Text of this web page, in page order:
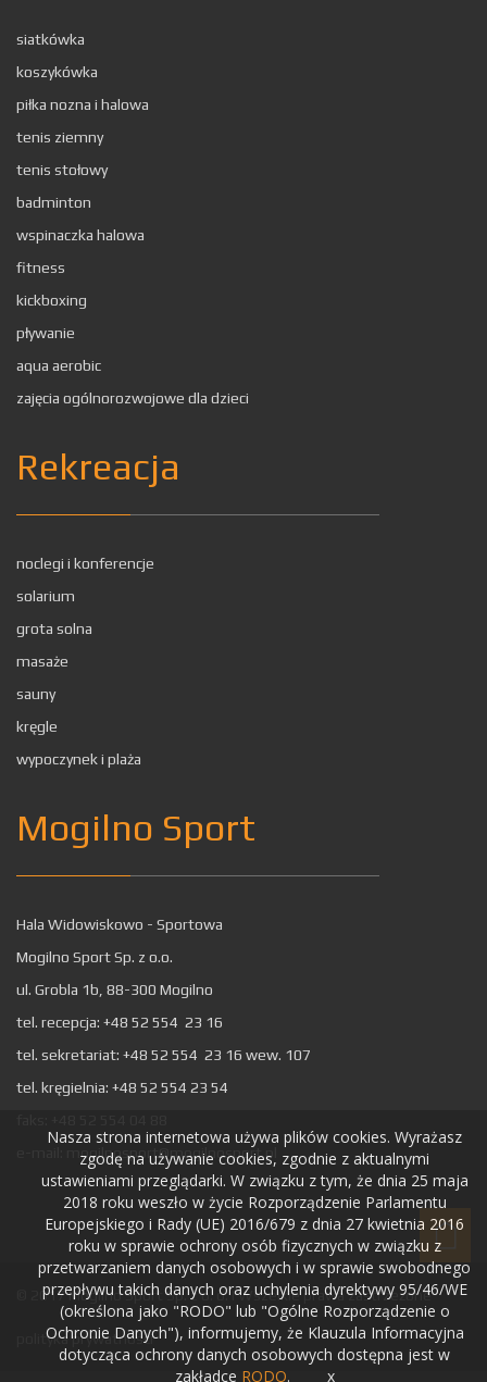
siatkówka
koszykówka
piłka nozna i halowa
tenis ziemny
tenis stołowy
badminton
wspinaczka halowa
fitness
kickboxing
pływanie
aqua aerobic
zajęcia ogólnorozwojowe dla dzieci
Rekreacja
noclegi i konferencje
solarium
grota solna
masaże
sauny
kręgle
wypoczynek i plaża
Mogilno Sport
Hala Widowiskowo - Sportowa
Mogilno Sport Sp. z o.o.
ul. Grobla 1b, 88-300 Mogilno
tel. recepcja: +48 52 554 23 16
tel. sekretariat: +48 52 554 23 16 wew. 107
tel. kręgielnia: +48 52 554 23 54
mogilnosport@mogilnosport.pl
© 2017 Mogilno Sport Sp. z o. o. I Wszelkie prawa zastrzeżone
polityka prywatności
Nasza strona internetowa używa plików cookies. Wyrażasz
zgodę na używanie cookies, zgodnie z aktualnymi
ustawieniami przeglądarki. W związku z tym, że dnia 25 maja
2018 roku weszło w życie Rozporządzenie Parlamentu
Europejskiego i Rady (UE) 2016/679 z dnia 27 kwietnia 2016
roku w sprawie ochrony osób fizycznych w związku z
przetwarzaniem danych osobowych i w sprawie swobodnego
przepływu takich danych oraz uchylenia dyrektywy 95/46/WE
(określona jako "RODO" lub "Ogólne Rozporządzenie o
Ochronie Danych"), informujemy, że Klauzula Informacyjna
dotycząca ochrony danych osobowych dostępna jest w
zakładce RODO. x